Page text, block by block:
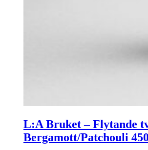
L:A Bruket – Flytande
Bergamott/Patchouli